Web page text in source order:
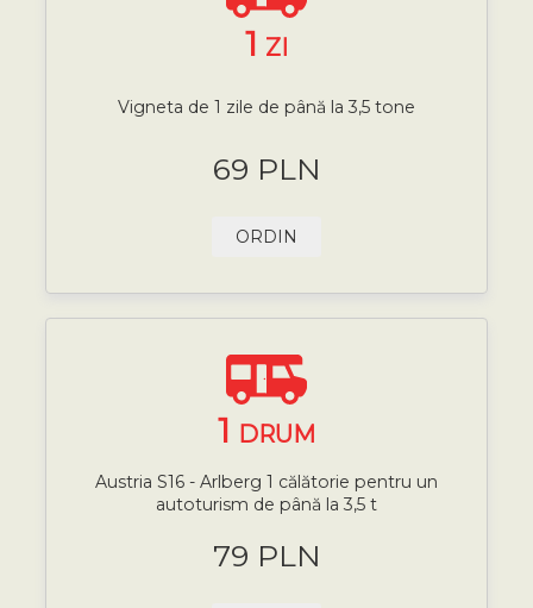
1 ZI
Vigneta de 1 zile de până la 3,5 tone
69 PLN
ORDIN
1 DRUM
Austria S16 - Arlberg 1 călătorie pentru un
autoturism de până la 3,5 t
79 PLN